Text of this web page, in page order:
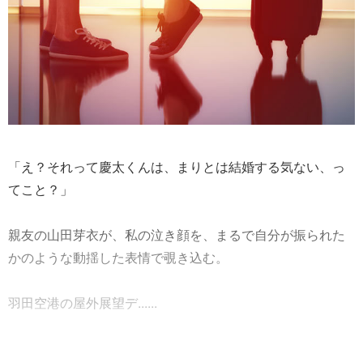
「え？それって慶太くんは、まりとは結婚する気ない、っ
てこと？」
親友の山田芽衣が、私の泣き顔を、まるで自分が振られた
かのような動揺した表情で覗き込む。
羽田空港の屋外展望デ......